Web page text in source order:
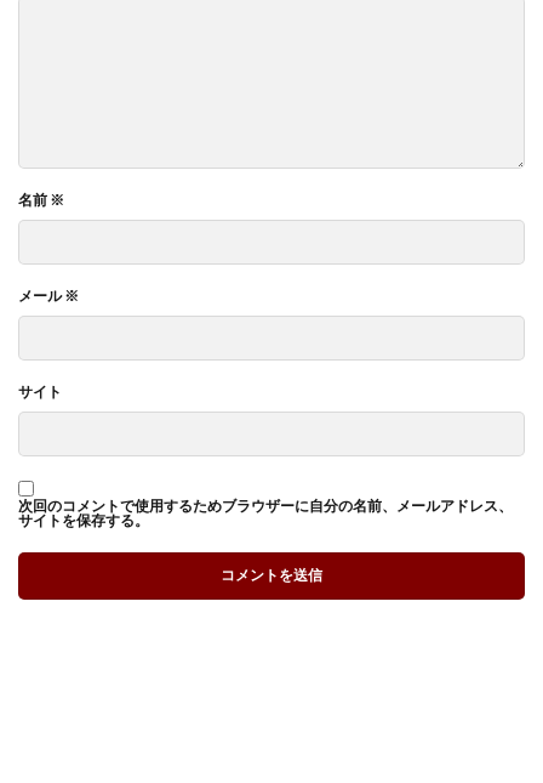
名前 ※
メール※
サイト
次回のコメントで使用するためブラウザーに自分の名前、メールアドレス、
サイトを保存する。